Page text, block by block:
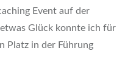
Event auf der
Glück konnte ich für
Platz in der Führung